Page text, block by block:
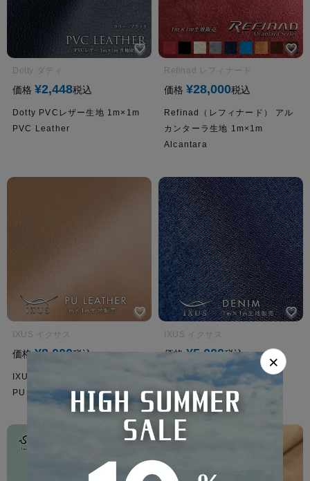
Dotty ダティ
価格 ¥2,448税込
Dotty PVCレザー生地 1m×1m
PVC Leather
Refinad レフィナード
価格 ¥28,000税込
Refinad（レフィナード） アル
カンターラ生地 1m×1m
Alcantara
IXUS イクサス
価格 ¥8,000税込
IXUS PUレザー生地 1m×1m
PU Leather
IXUS イクサス
価格 ¥5,000税込
IXUS デニム生地 1m×1m
Denim
×